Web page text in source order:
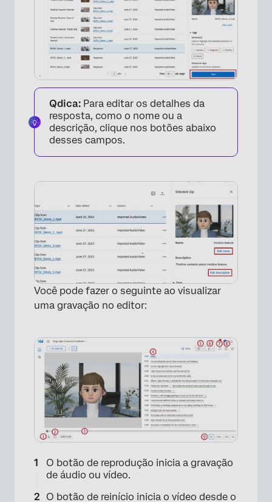
Qdica: Para editar os detalhes da
resposta, como o nome ou a
descrição, clique nos botões abaixo
desses campos.
Você pode fazer o seguinte ao visualizar
uma gravação no editor:
O botão de reprodução inicia a gravação
de áudio ou vídeo.
O botão de reinício inicia o vídeo desde o